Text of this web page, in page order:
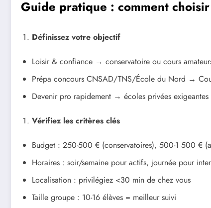
Guide pratique : comment
Définissez votre objectif
Loisir & confiance → conservatoire ou cours
Prépa concours CNSAD/TNS/École du Nord →
Devenir pro rapidement → écoles privées
Vérifiez les critères clés
Budget : 250-500 € (conservatoires), 500-1 500 €
Horaires : soir/semaine pour actifs, journée pour
Localisation : privilégiez <30 min de chez vous
Taille groupe : 10-16 élèves = meilleur suivi